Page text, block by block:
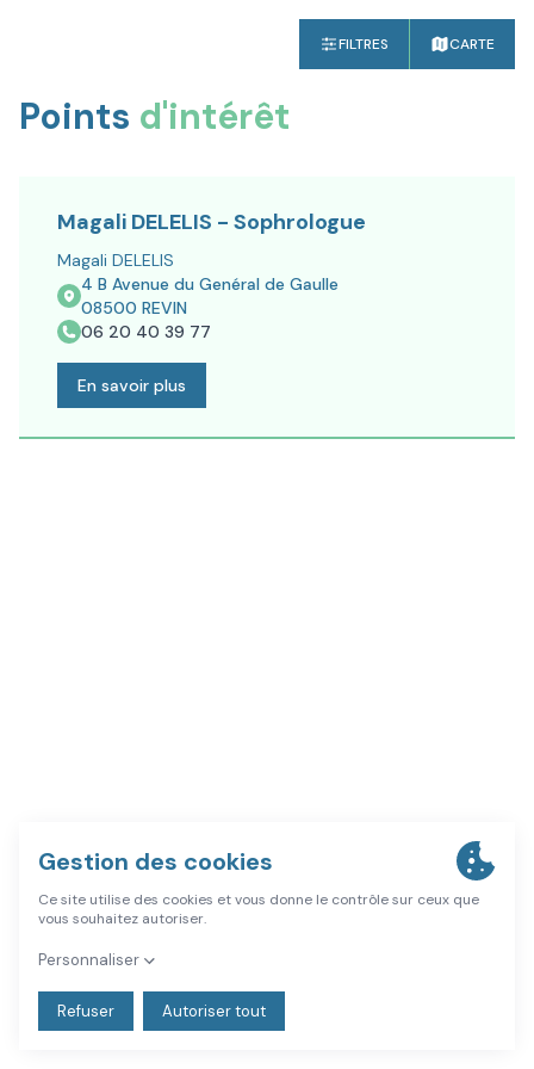
FILTRES CARTE
Points d'intérêt
Magali DELELIS - Sophrologue
Magali DELELIS
4 B Avenue du Genéral de Gaulle
08500 REVIN
06 20 40 39 77
En savoir plus